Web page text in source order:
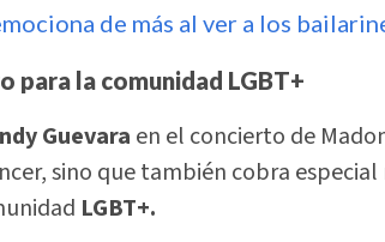
de más al ver a los
para la comunidad LGBT+
Guevara en el concierto de
sino que también cobra
LGBT+.